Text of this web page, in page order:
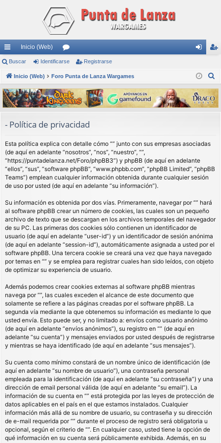
nl
ac
es
rá
s
Inicio (Web)
or
os nti
fic
ar
ist
ra
rs
Buscar Identificarse Registrarse
Inicio (Web) Foro Punta de Lanza Wargames
s
c
- Política de privacidad
Esta política explica con detalle cómo “” junto con sus empresas asociadas
(de aquí en adelante “nosotros”, “nos”, “nuestro”, “”,
“https://puntadelanza.net/Foro/phpBB3”) y phpBB (de aquí en adelante
“ellos”, “sus”, “software phpBB”, “www.phpbb.com”, “phpBB Limited”, “phpBB
Teams”) emplean cualquier información obtenida durante cualquier sesión
de uso por usted (de aquí en adelante “su información”).
Su información es obtenida por dos vías. Primeramente, navegar por “” hará
al software phpBB crear un número de cookies, las cuales son un pequeño
archivo de texto que se descargan en los archivos temporales del navegador
de su PC. Las primeras dos cookies sólo contienen un identificador de
usuario (de aquí en adelante “user-id”) y un identificador de sesión anónima
(de aquí en adelante “session-id”), automáticamente asignada a usted por el
software phpBB. Una tercera cookie se creará una vez que haya navegado
por temas en “” y se emplea para registrar cuales han sido leídos, con objeto
de optimizar su experiencia de usuario.
Además podemos crear cookies externas al software phpBB mientras
navega por “”, las cuales exceden el alcance de este documento que
solamente se refiere a las páginas creadas por el software phpBB. La
segunda vía mediante la que obtenemos su información es mediante lo que
usted envía. Esto puede ser, y no limitado a: envíos como usuario anónimo
(de aquí en adelante “envíos anónimos”), su registro en “” (de aquí en
adelante “su cuenta”) y mensajes enviados por usted después de registrarse
y mientras se haya identificado (de aquí en adelante “sus mensajes”).
Su cuenta como mínimo constará de un nombre único de identificación (de
aquí en adelante “su nombre de usuario”), una contraseña personal
empleada para la identificación (de aquí en adelante “su contraseña”) y una
dirección de email personal válida (de aquí en adelante “su email”). La
información de su cuenta en “” está protegida por las leyes de protección de
datos aplicables en el país en el que estamos instalados. Cualquier
información más allá de su nombre de usuario, su contraseña y su dirección
de e-mail requerida por “” durante el proceso de registro será obligatoria u
opcional, según el criterio de “”. En cualquier caso, usted tiene la opción de
qué información en su cuenta será públicamente exhibida. Además, en su